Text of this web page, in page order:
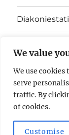
We value
We use
serve
traffic. By
of cookies.
Customise
Kontakt
Impressum
Evangelische